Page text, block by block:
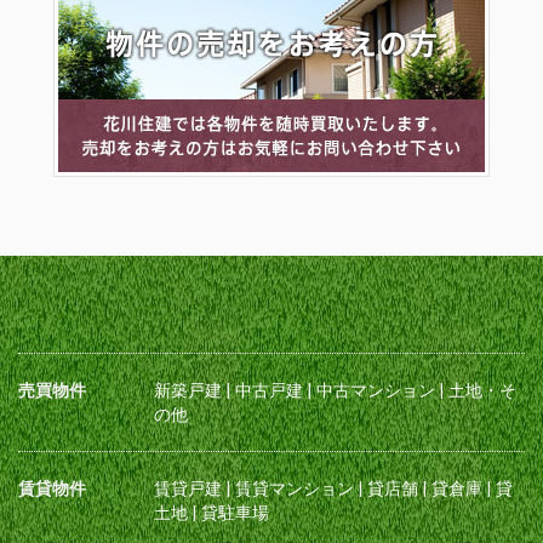
売買物件 新築戸建|中古戸建|中古マンション|土地・そ
の他
賃貸物件 賃貸戸建|賃貸マンション|貸店舗|貸倉庫|貸
土地|貸駐車場